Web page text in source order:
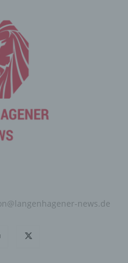
news.de
Daten und
Rückschlüsse auf die
werden vielmehr
Internetseite korrekt
Internetseite sowie
Internetseite zu
und die
für die von uns